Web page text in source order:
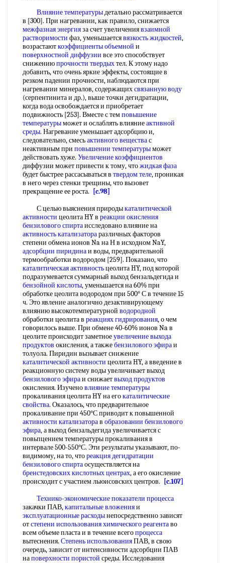
Влияние температурыдетально рассматривается
в [300]. При нагревании, как правило, снижается
межфазная энергияза счет увеличениявзаимной
растворимости фаз, уменьшаетсявязкость жидкостей,
возрастаюткоэффициенты объемной и
поверхностной диффузии все это способствует
снижениюпрочности твердыхтел. К этому надо
добавить, что очень яркие эффекты, состоящие в
резком падении прочности, наблюдаются при
нагревании минералов, содержащихсвязанную воду
(серпентинита и др.), выше точки дегидратации,
когда вода освобождается и приобретает
подвижность [253]. Вместе с темповышение
температурыможет и ослаблять влияниеактивной
среды. Нагревание уменьшает адсорбцию и,
следовательно, смесьактивного веществас
неактивным при повышении температурыможет
действовать хуже. Увеличение коэффициентов
диффузии может привести к тому, чтожидкая фаза
будет быстрее рассасываться в твердом теле, проникая
в него через стенки трещины, что вызовет
прекращение ее роста.
[c.98]
С целью выяснения природыкаталитической
активности цеолита HY в реакции окисления
бензилового спиртаисследовано влияние на
активность катализатораразличных факторов
степени обмена ионов Na на Н в исходном NaY,
адсорбции пиридинаи воды, предварительной
термообработки водородом [259]. Показано, что
каталитическая активностьцеолита HY, под которой
подразумевается суммарный выход бензальдегида и
бензойной кислоты, уменьшается на 60% при
обработке цеолита водородом при 500° С в течение 15
ч. Это явление аналогично дезактивирующему
влиянию высокотемпературной водородной
обработки цеолита в реакциях гидрирования, о чем
говорилось выше. При обмене 40-60% ионов Na в
цеолите происходит заметноеувеличение выхода
продуктов окисления, а такжебензилового эфираи
толуола. Пиридин вызывает снижение
каталитической активности цеолита HY, а введение в
реакционную систему воды увеличивает выход
бензилового эфираи снижаетвыход продуктов
окисления. Изученовлияние температуры
прокаливания цеолита HY на егокаталитические
свойства. Оказалось, что предварительное
прокаливание при 450°С приводит к повышенной
активности катализаторав образовании бензилового
эфира, а выход бензальдегида увеличивается с
повьпцением температуры прокаливания в
интервале 500-550°С. Эти результаты указывают, по-
видимому, на то, чтореакция дегидратации
бензилового спиртаосуществляется на
бренстедовских кислотных центрах, а его окисление
происходит с участием льюисовских центров.
[c.107]
Технико-экономические показатели процесса
закачки ПАВ,капитальные вложенияи
эксплуатационные расходынепосредственно зависят
отстепени использованияхимического реагентаво
всем объеме пласта и в течение всегопроцесса
вытеснения. Степень использованияПАВ, в свою
очередь, зависит от интенсивности адсорбции ПАВ
наповерхности пористой среды. Исследования